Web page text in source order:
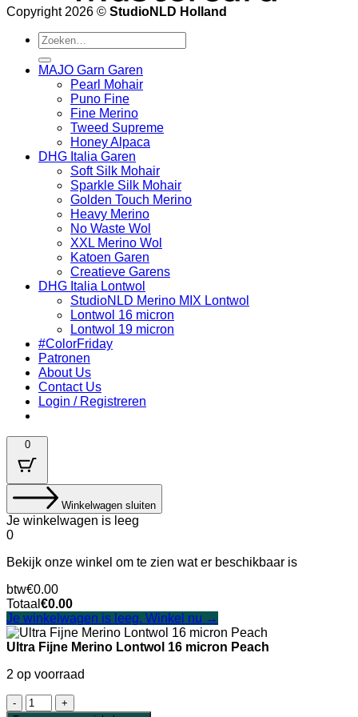
Copyright 2026 © StudioNLD Holland
Zoeken
naar:
MAJO Garn Garen
Pearl Mohair
Puno Fine
Fine Merino
Tweed Supreme
Honey Alpaca
DHG Italia Garen
Soft Silk Mohair
Sparkle Silk Mohair
Golden Touch Merino
Heavy Merino
No Waste Wol
XXL Merino Wol
Katoen Garen
Creatieve Garens
DHG Italia Lontwol
StudioNLD Merino MIX Lontwol
Lontwol 16 micron
Lontwol 19 micron
#ColorFriday
Patronen
About Us
Contact Us
Login / Registreren
0
Winkelwagen sluiten
Je winkelwagen is leeg
0
Bekijk onze winkel om te zien wat er beschikbaar is
Belastingbedrag:
btw€0.00
Winkelwagen
Totaal:
Totaal €0.00
Je winkelwagen is leeg. Winkel nu →
Ultra Fijne Merino Lontwol 16 micron Peach
2 op voorraad
Ultra